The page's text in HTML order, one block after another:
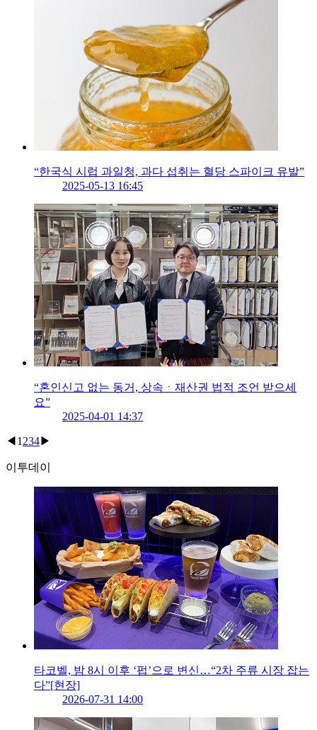
“한국식 시럽 과일청, 과다 섭취는 혈당 스파이크 유발”
2025-05-13 16:45
“혼인신고 없는 동거, 상속ㆍ재산권 법적 조언 받으세
요”
2025-04-01 14:37
◀ 1 234▶
이투데이
타코벨, 밤 8시 이후 ‘펍’으로 변신…“2차 주류 시장 잡는
다”[현장]
2026-07-31 14:00